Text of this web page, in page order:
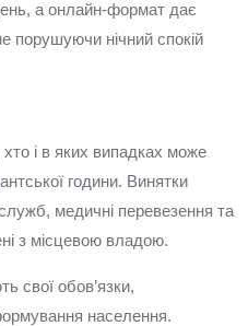
а онлайн-формат дає
порушуючи нічний спокій
і в яких випадках може
години. Винятки
медичні перевезення та
з місцевою владою.
свої обов’язки,
населення.